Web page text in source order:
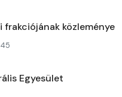
frakciójának közleménye
Egyesület